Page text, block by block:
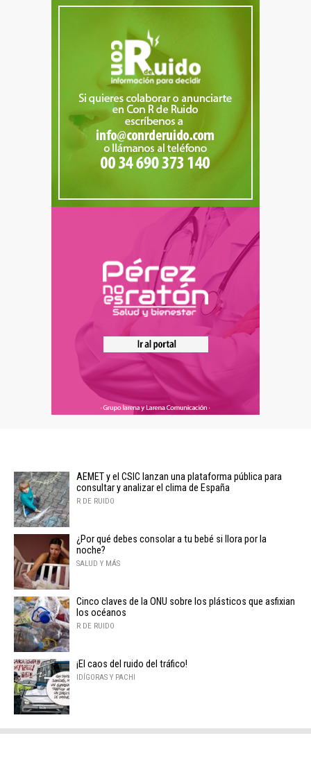
AEMET y el CSIC lanzan una plataforma pública para
consultar y analizar el clima de España
R DE RUIDO
¿Por qué debes consolar a tu bebé si llora por la
noche?
SALUD Y MÁS
Cinco claves de la ONU sobre los plásticos que asfixian
los océanos
R DE RUIDO
¡El caos del ruido del tráfico!
IDÍGORAS Y PACHI